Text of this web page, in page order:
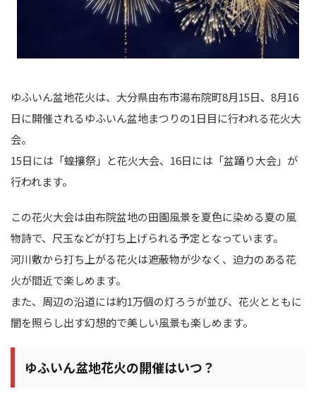
ゆふいん盆地花火は、大分県由布市湯布院町8月15日、8月16
日に開催されるゆふいん盆地まつりの1日目に行われる花火大
会。
15日には「蝗攘祭」と花火大会、16日には「盆踊り大会」が
行われます。
この花火大会は由布院盆地の田園風景を夏色に染める夏の風
物詩で、尺玉などが打ち上げられる予定となっています。
河川敷から打ち上がる花火は遮蔽物が少なく、迫力のある花
火が間近で楽しめます。
また、周辺の沿道には約1万個の灯ろうが並び、花火とともに
闇を照らし出す幻想的で美しい風景も楽しめます。
ゆふいん盆地花火の開催はいつ？